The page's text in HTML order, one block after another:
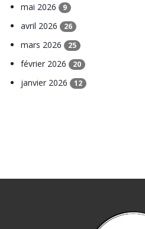
mai 2026 9
avril 2026 26
mars 2026 25
février 2026 20
janvier 2026 12